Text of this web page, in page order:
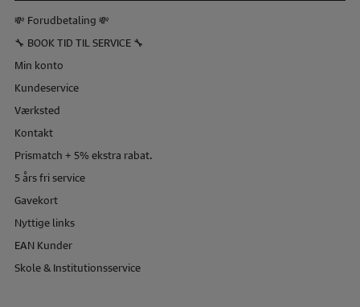
💸 Forudbetaling 💸
🔧 BOOK TID TIL SERVICE 🔧
Min konto
Kundeservice
Værksted
Kontakt
Prismatch + 5% ekstra rabat.
5 års fri service
Gavekort
Nyttige links
EAN Kunder
Skole & Institutionsservice